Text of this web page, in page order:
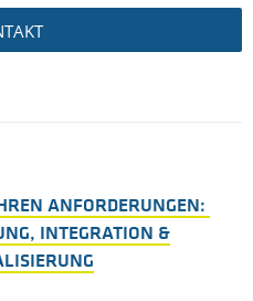
ANFORDERUNGEN:
INTEGRATION &